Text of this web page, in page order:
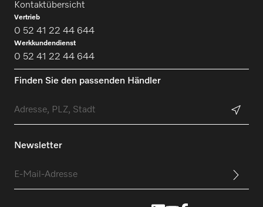
Kontaktübersicht
Vertrieb
0 52 41 22 44 644
Werkkundendienst
0 52 41 22 44 644
Finden Sie den passenden Händler
Newsletter